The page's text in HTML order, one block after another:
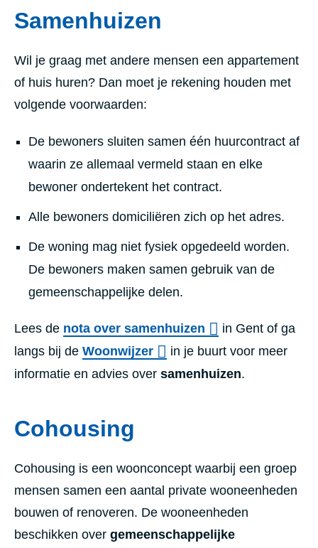
Samenhuizen
Wil je graag met andere mensen een appartement
of huis huren? Dan moet je rekening houden met
volgende voorwaarden:
De bewoners sluiten samen één huurcontract af
waarin ze allemaal vermeld staan en elke
bewoner ondertekent het contract.
Alle bewoners domiciliëren zich op het adres.
De woning mag niet fysiek opgedeeld worden.
De bewoners maken samen gebruik van de
gemeenschappelijke delen.
Lees de nota over samenhuizen
in Gent of ga
langs bij de Woonwijzer
in je buurt voor meer
informatie en advies over samenhuizen.
Cohousing
Cohousing is een woonconcept waarbij een groep
mensen samen een aantal private wooneenheden
bouwen of renoveren. De wooneenheden
beschikken over gemeenschappelijke